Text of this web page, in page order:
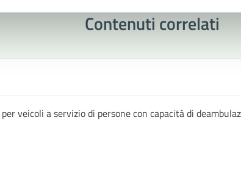
Contenuti correlati
veicoli a servizio di persone con capacità di